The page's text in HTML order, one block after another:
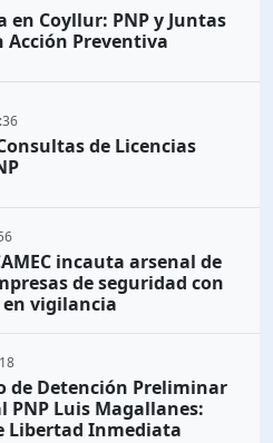
en Coyllur: PNP y Juntas
Acción Preventiva
de Licencias
incauta arsenal de
de seguridad con
vigilancia
de Detención Preliminar
PNP Luis Magallanes:
Libertad Inmediata